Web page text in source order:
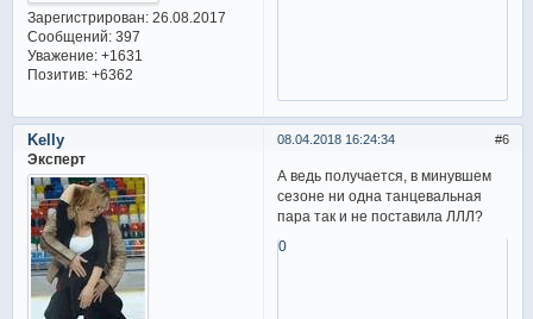
Зарегистрирован: 26.08.2017
Сообщений:397
Уважение: +1631
Позитив: +6362
6
08.04.2018 16:24:34
Kelly
Эксперт
А ведь получается, в минувшем
сезоне ни одна танцевальная
пара так и не поставила ЛЛЛ?
0